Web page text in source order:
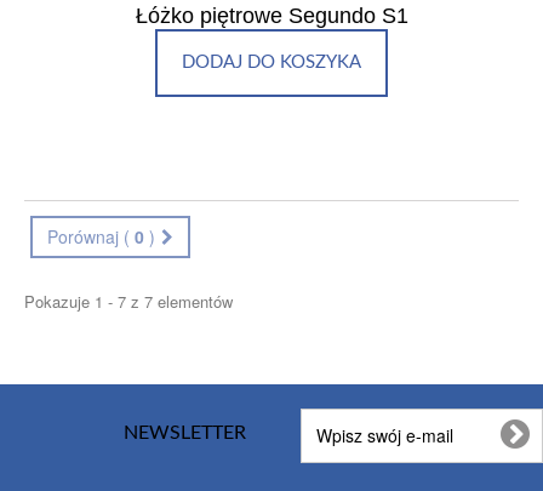
Łóżko piętrowe Segundo S1
DODAJ DO KOSZYKA
Porównaj ( 0 )
Pokazuje 1 - 7 z 7 elementów
NEWSLETTER